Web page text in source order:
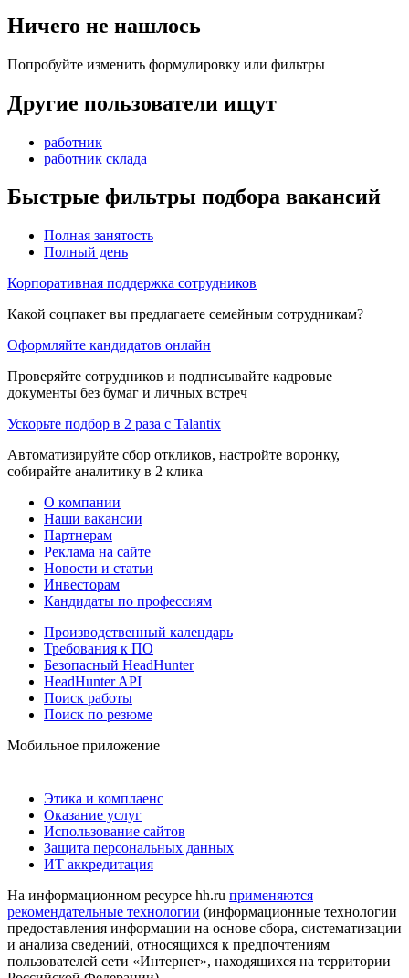
Ничего не нашлось
Попробуйте изменить формулировку или фильтры
Другие пользователи ищут
работник
работник склада
Быстрые фильтры подбора вакансий
Полная занятость
Полный день
Корпоративная поддержка сотрудников
Какой соцпакет вы предлагаете семейным сотрудникам?
Оформляйте кандидатов онлайн
Проверяйте сотрудников и подписывайте кадровые
документы без бумаг и личных встреч
Ускорьте подбор в 2 раза с Talantix
Автоматизируйте сбор откликов, настройте воронку,
собирайте аналитику в 2 клика
О компании
Наши вакансии
Партнерам
Реклама на сайте
Новости и статьи
Инвесторам
Кандидаты по профессиям
Производственный календарь
Требования к ПО
Безопасный HeadHunter
HeadHunter API
Поиск работы
Поиск по резюме
Мобильное приложение
Этика и комплаенс
Оказание услуг
Использование сайтов
Защита персональных данных
ИТ аккредитация
На информационном ресурсе hh.ru применяются
рекомендательные технологии (информационные технологии
предоставления информации на основе сбора, систематизации
и анализа сведений, относящихся к предпочтениям
пользователей сети «Интернет», находящихся на территории